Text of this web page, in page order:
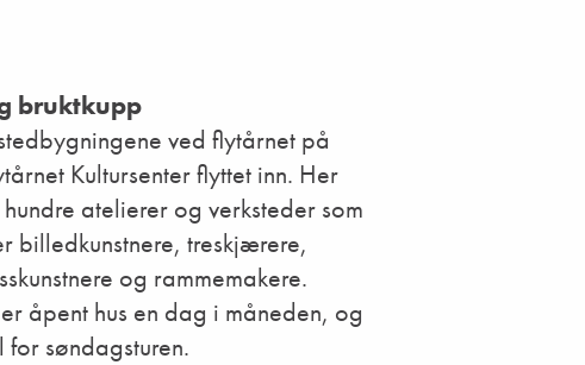
bruktkupp
ved flytårnet på
Kultursenter flyttet inn. Her
atelierer og verksteder som
billedkunstnere, treskjærere,
og rammemakere.
åpent hus en dag i måneden, og
søndagsturen.